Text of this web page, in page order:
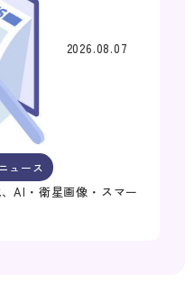
2026.08.07
ュース
AI・衛星画像・スマー